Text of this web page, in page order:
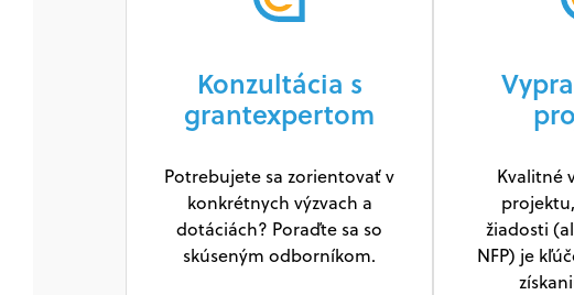
Konzultácia s
grantexpertom
Potrebujete sa zorientovať v
konkrétnych výzvach a
dotáciách? Poraďte sa so
skúseným odborníkom.
Kvalitné
žiadosti
NFP) je